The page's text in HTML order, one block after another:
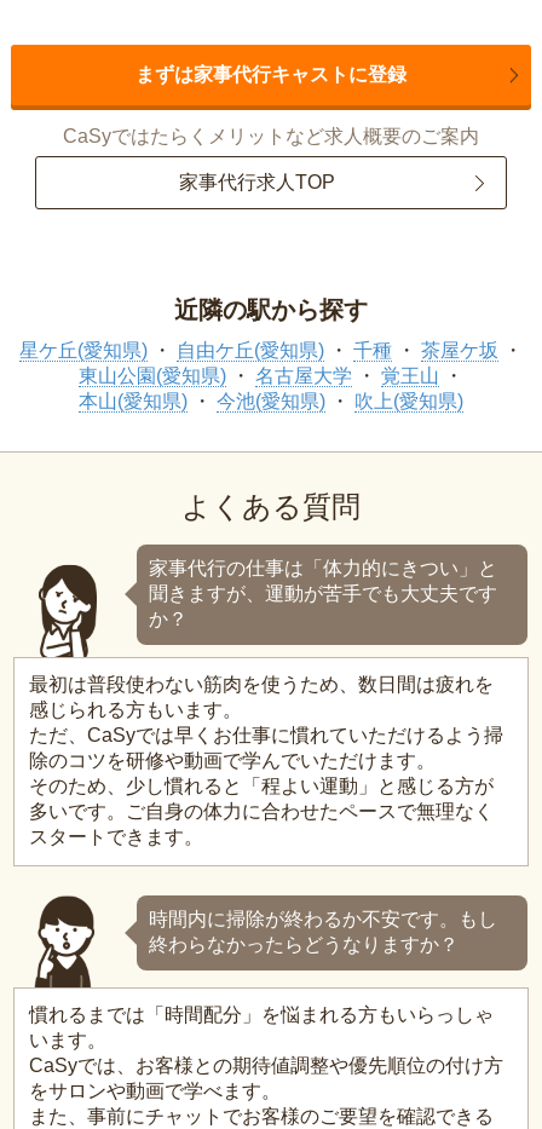
まずは家事代行キャストに登録
CaSyではたらくメリットなど求人概要のご案内
家事代行求人TOP
近隣の駅から探す
星ケ丘(愛知県) 自由ケ丘(愛知県) 千種
茶屋ケ坂
東山公園(愛知県)
名古屋大学
覚王山
本山(愛知県)
今池(愛知県) 吹上(愛知県)
よくある質問
家事代行の仕事は「体力的にきつい」と
聞きますが、運動が苦手でも大丈夫です
か？
最初は普段使わない筋肉を使うため、数日間は疲れを
感じられる方もいます。
ただ、CaSyでは早くお仕事に慣れていただけるよう掃
除のコツを研修や動画で学んでいただけます。
そのため、少し慣れると「程よい運動」と感じる方が
多いです。ご自身の体力に合わせたペースで無理なく
スタートできます。
時間内に掃除が終わるか不安です。もし
終わらなかったらどうなりますか？
慣れるまでは「時間配分」を悩まれる方もいらっしゃ
います。
CaSyでは、お客様との期待値調整や優先順位の付け方
をサロンや動画で学べます。
また、事前にチャットでお客様のご要望を確認できる